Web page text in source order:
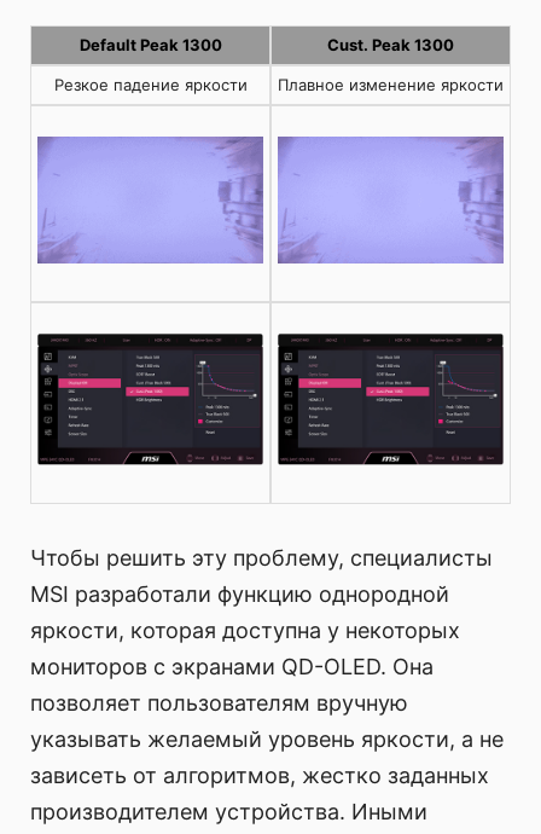
Default Peak 1300 Cust. Peak 1300
Резкое падение яркости Плавное изменение яркости
Чтобы решить эту проблему, специалисты
MSI разработали функцию однородной
яркости, которая доступна у некоторых
мониторов с экранами QD-OLED. Она
позволяет пользователям вручную
указывать желаемый уровень яркости, а не
зависеть от алгоритмов, жестко заданных
производителем устройства. Иными